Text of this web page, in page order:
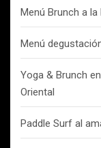
Menú Brunch a
Menú
Yoga & Brunch
Oriental
Paddle Surf al